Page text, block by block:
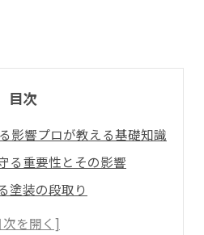
目次
影響プロが教える基礎知識
る重要性とその影響
塗装の段取り
性に与える影響とは